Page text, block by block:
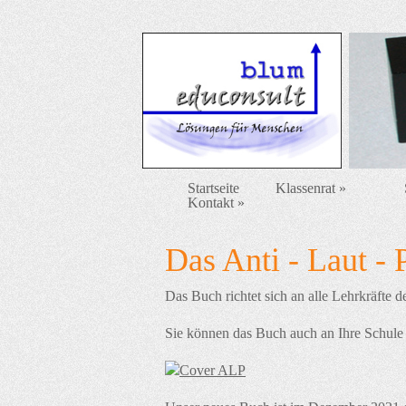
Startseite Klassenrat »
Kontakt »
Das Anti - Laut -
Das Buch richtet sich an alle Lehrkräfte
Sie können das Buch auch an Ihre